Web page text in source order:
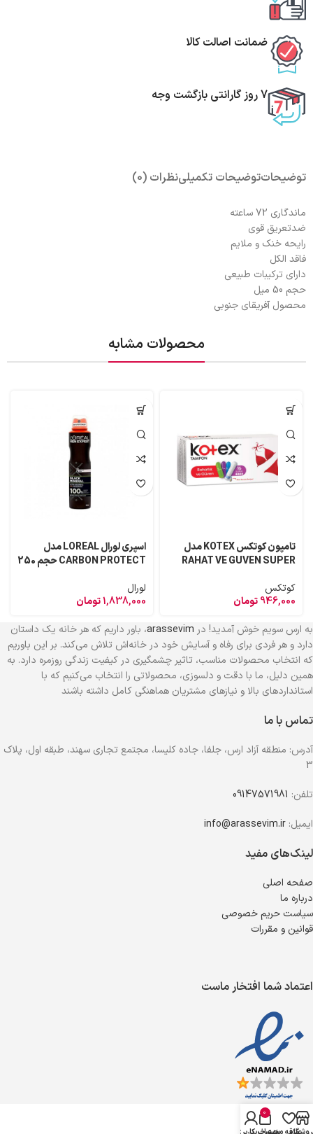
ضمانت اصالت کالا
7 روز گارانتی بازگشت وجه
توضیحاتتوضیحات تکمیلینظرات (0)
ماندگاری 72 ساعته
ضدتعریق قوی
رایحه خنک و ملایم
فاقد الکل
دارای ترکیبات طبیعی
حجم 50 میل
محصول آفریقای جنوبی
محصولات مشابه
تامپون کوتکس KOTEX مدل
RAHAT VE GUVEN SUPER
کوتکس
946,000تومان
اسپری لورال LOREAL مدل
CARBON PROTECT حجم 250
لورال
1,838,000تومان
به ارس سویم خوش آمدید! در arassevim، باور داریم که هر خانه یک داستان
دارد و هر فردی برای رفاه و آسایش خود در خانه‌اش تلاش می‌کند. بر این باوریم
که انتخاب محصولات مناسب، تاثیر چشمگیری در کیفیت زندگی روزمره دارد. به
همین دلیل، ما با دقت و دلسوزی، محصولاتی را انتخاب می‌کنیم که با
استانداردهای بالا و نیازهای مشتریان هماهنگی کامل داشته باشند
تماس با ما
آدرس: منطقه آزاد ارس، جلفا، جاده کلیسا، مجتمع تجاری سهند، طبقه اول، پلاک
3
تلفن: 09147571981
ایمیل: info@arassevim.ir
لینک‌های مفید
صفحه اصلی
درباره ما
سیاست حریم خصوصی
قوانین و مقررات
اعتماد شما افتخار ماست
0